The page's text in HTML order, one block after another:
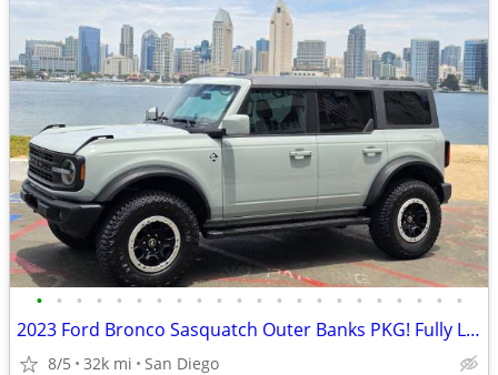
• • • • • • • • • • • • • • • • • • • • • •
2023 Ford Bronco Sasquatch Outer Banks PKG! Fully Loaded! Low Miles
8/5 32k mi San Diego